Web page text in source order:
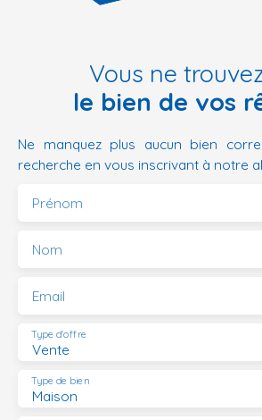
Vous ne
le bien de vos
Ne manquez plus aucun bien
recherche en vous inscrivant à notre
Prénom
Nom
Email
Vente
Type d'offre
Maison
Type de bien